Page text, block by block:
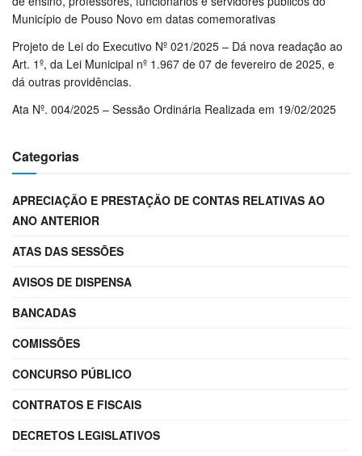
Município de Pouso Novo em datas comemorativas
Projeto de Lei do Executivo Nº 021/2025 – Dá nova readação ao
Art. 1º, da Lei Municipal nº 1.967 de 07 de fevereiro de 2025, e
dá outras providências.
Ata Nº. 004/2025 – Sessão Ordinária Realizada em 19/02/2025
Categorias
APRECIAÇÃO E PRESTAÇÃO DE CONTAS RELATIVAS AO
ANO ANTERIOR
ATAS DAS SESSÕES
AVISOS DE DISPENSA
BANCADAS
COMISSÕES
CONCURSO PÚBLICO
CONTRATOS E FISCAIS
DECRETOS LEGISLATIVOS